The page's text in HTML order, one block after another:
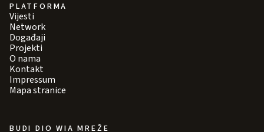
PLATFORMA
Vijesti
Network
Događaji
Projekti
O nama
Kontakt
Impressum
Mapa stranice
BUDI DIO WIA MREŽE